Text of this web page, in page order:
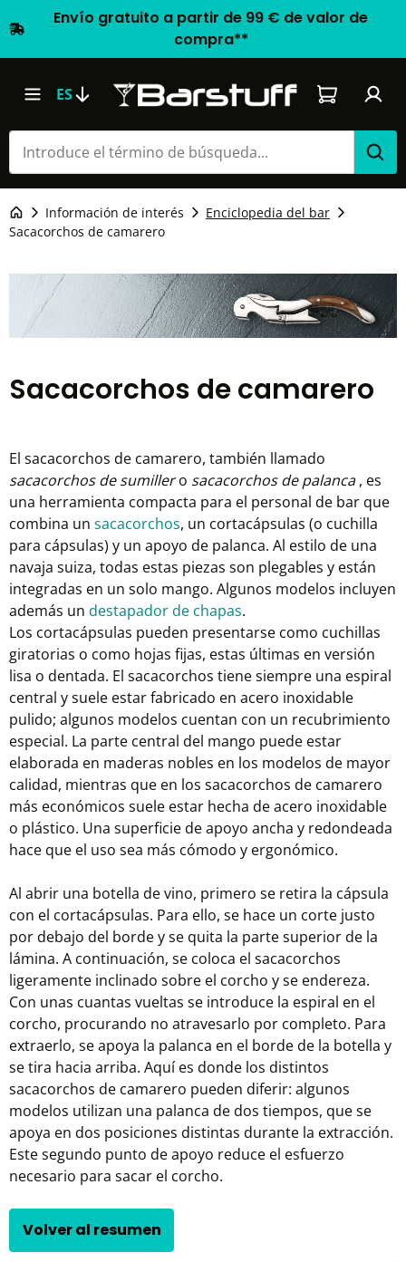
Envío gratuito a partir de 99 € de valor de
compra**
ES El carrito
Información de interés
Enciclopedia del bar
Sacacorchos de camarero
Sacacorchos de camarero
El sacacorchos de camarero, también llamado
sacacorchos de sumillero sacacorchos de palanca, es
una herramienta compacta para el personal de bar que
combina un sacacorchos, un cortacápsulas (o cuchilla
para cápsulas) y un apoyo de palanca. Al estilo de una
navaja suiza, todas estas piezas son plegables y están
integradas en un solo mango. Algunos modelos incluyen
además un destapador de chapas.
Los cortacápsulas pueden presentarse como cuchillas
giratorias o como hojas fijas, estas últimas en versión
lisa o dentada. El sacacorchos tiene siempre una espiral
central y suele estar fabricado en acero inoxidable
pulido; algunos modelos cuentan con un recubrimiento
especial. La parte central del mango puede estar
elaborada en maderas nobles en los modelos de mayor
calidad, mientras que en los sacacorchos de camarero
más económicos suele estar hecha de acero inoxidable
o plástico. Una superficie de apoyo ancha y redondeada
hace que el uso sea más cómodo y ergonómico.
Al abrir una botella de vino, primero se retira la cápsula
con el cortacápsulas. Para ello, se hace un corte justo
por debajo del borde y se quita la parte superior de la
lámina. A continuación, se coloca el sacacorchos
ligeramente inclinado sobre el corcho y se endereza.
Con unas cuantas vueltas se introduce la espiral en el
corcho, procurando no atravesarlo por completo. Para
extraerlo, se apoya la palanca en el borde de la botella y
se tira hacia arriba. Aquí es donde los distintos
sacacorchos de camarero pueden diferir: algunos
modelos utilizan una palanca de dos tiempos, que se
apoya en dos posiciones distintas durante la extracción.
Este segundo punto de apoyo reduce el esfuerzo
necesario para sacar el corcho.
Volver al resumen